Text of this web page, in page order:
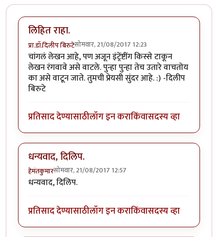
लिहित राहा.
प्रा.डॉ.दिलीप बिरुटेसोमवार, 21/08/2017 12:23
चांगलं लेखन आहे, पण अजून इंट्रेंष्टींग किस्से टाकून
लेखन रंगवावे असे वाटले. पुन्हा पुन्हा तेच उतारे वाचतोय
का असे वाटून जाते. तुमची प्रेयसी सुंदर आहे. :) -दिलीप
बिरुटे
प्रतिसाद देण्यासाठीलॉग इन कराकिंवासदस्य व्हा
धन्यवाद, दिलिप.
हेमंतकुमारसोमवार, 21/08/2017 12:57
धन्यवाद, दिलिप.
प्रतिसाद देण्यासाठीलॉग इन कराकिंवासदस्य व्हा